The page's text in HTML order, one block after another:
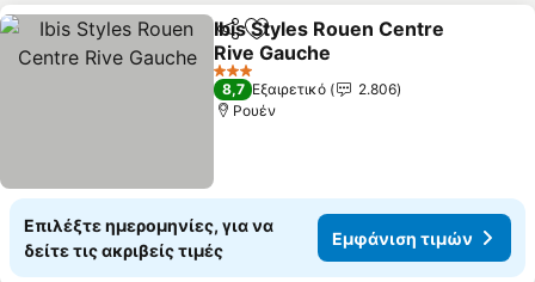
Κοινοποίηση
Προσθήκη στα αγαπημένα
Ibis Styles Rouen Centre
Rive Gauche
Εμφάνιση τιμών
3 Αστέρια
8,7 Εξαιρετικό
2.806
Ρουέν
Επιλέξτε ημερομηνίες, για να
δείτε τις ακριβείς τιμές
Εμφάνιση τιμών